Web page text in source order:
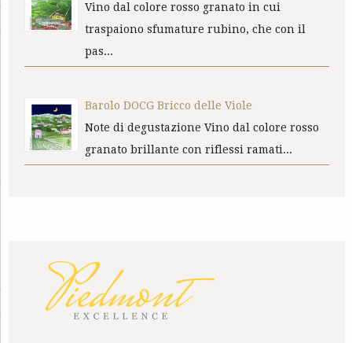
Vino dal colore rosso granato in cui
traspaiono sfumature rubino, che con il
pas...
Barolo DOCG Bricco delle Viole
Note di degustazione Vino dal colore rosso
granato brillante con riflessi ramati...